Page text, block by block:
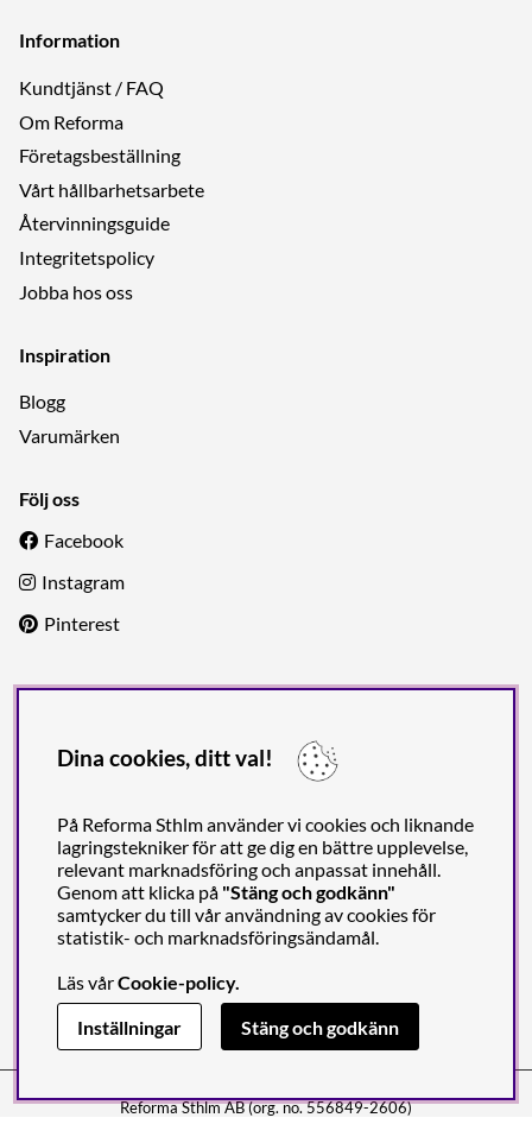
Information
Kundtjänst / FAQ
Om Reforma
Företagsbeställning
Vårt hållbarhetsarbete
Återvinningsguide
Integritetspolicy
Jobba hos oss
Inspiration
Blogg
Varumärken
Följ oss
Facebook
Instagram
Pinterest
Trygga betalningar och leveranser via ledande partners. Fri
frakt över 1999 kr.
Reforma Sthlm AB (org. no. 556849-2606)
Dina cookies, ditt val!
På Reforma Sthlm använder vi cookies och liknande
lagringstekniker för att ge dig en bättre upplevelse,
relevant marknadsföring och anpassat innehåll.
Genom att klicka på "Stäng och godkänn"
samtycker du till vår användning av cookies för
statistik- och marknadsföringsändamål.
Läs vårCookie-policy.
Inställningar
Stäng och godkänn